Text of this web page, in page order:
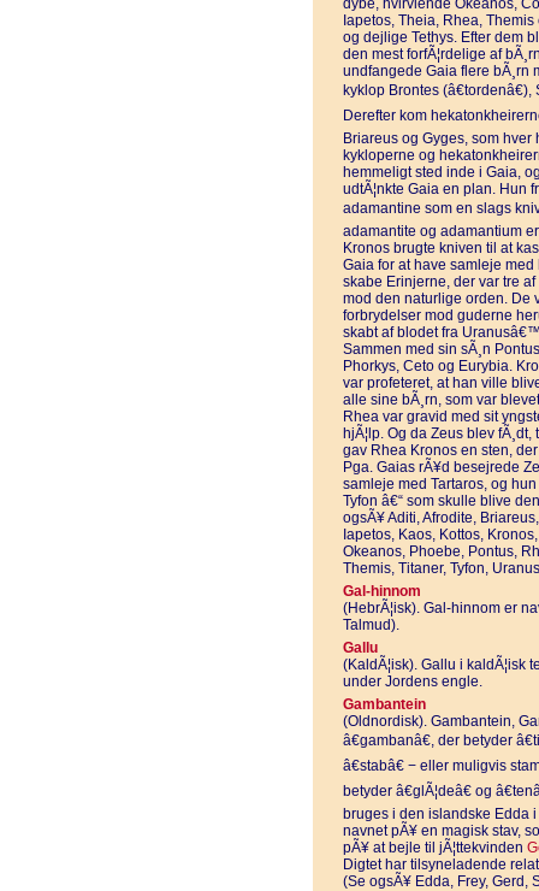
dybe, hvirvlende Okeanos,
Iapetos, Theia, Rhea,
og dejlige Tethys. Efter dem
den mest forfÃ¦rdelige af
undfangede Gaia flere bÃ¸rn
kyklop Brontes (â€tordenâ€),
Derefter kom
Briareus og Gyges, som
kykloperne og
hemmeligt sted inde i Gaia,
udtÃ¦nkte Gaia en plan. Hun
adamantine som en slags
adamantite og adamantium
Kronos brugte kniven til at
Gaia for at have samleje
skabe Erinjerne, der var tre
mod den naturlige orden. De
forbrydelser mod guderne
skabt af blodet fra
Sammen med sin sÃ¸n
Phorkys, Ceto og Eurybia.
var profeteret, at han ville
alle sine bÃ¸rn, som var
Rhea var gravid med sit
hjÃ¦lp. Og da Zeus blev
gav Rhea Kronos en sten,
Pga. Gaias rÃ¥d besejrede
samleje med Tartaros, og
Tyfon â€“ som skulle blive
ogsÃ¥ Aditi, Afrodite,
Iapetos, Kaos, Kottos,
Okeanos, Phoebe, Pontus,
Themis, Titaner, Tyfon,
Gal-hinnom
(HebrÃ¦isk). Gal-hinnom er
Talmud).
Gallu
(KaldÃ¦isk). Gallu i kaldÃ¦isk
under Jordens engle.
Gambantein
(Oldnordisk). Gambantein,
â€gambanâ€, der betyder
â€stabâ€ − eller muligvis
betyder â€glÃ¦deâ€ og
bruges i den islandske Edda
navnet pÃ¥ en magisk stav,
pÃ¥ at bejle til jÃ¦ttekvinden
Digtet har tilsyneladende
(Se ogsÃ¥ Edda, Frey, Gerd,